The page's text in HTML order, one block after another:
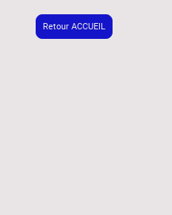
Retour ACCUEIL